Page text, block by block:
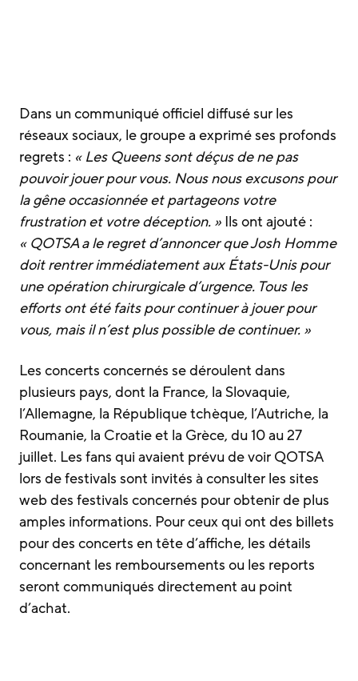
Dans un communiqué officiel diffusé sur les
réseaux sociaux, le groupe a exprimé ses profonds
regrets : « Les Queens sont déçus de ne pas
pouvoir jouer pour vous. Nous nous excusons pour
la gêne occasionnée et partageons votre
frustration et votre déception. » Ils ont ajouté :
« QOTSA a le regret d’annoncer que Josh Homme
doit rentrer immédiatement aux États-Unis pour
une opération chirurgicale d’urgence. Tous les
efforts ont été faits pour continuer à jouer pour
vous, mais il n’est plus possible de continuer. »
Les concerts concernés se déroulent dans
plusieurs pays, dont la France, la Slovaquie,
l’Allemagne, la République tchèque, l’Autriche, la
Roumanie, la Croatie et la Grèce, du 10 au 27
juillet. Les fans qui avaient prévu de voir QOTSA
lors de festivals sont invités à consulter les sites
web des festivals concernés pour obtenir de plus
amples informations. Pour ceux qui ont des billets
pour des concerts en tête d’affiche, les détails
concernant les remboursements ou les reports
seront communiqués directement au point
d’achat.